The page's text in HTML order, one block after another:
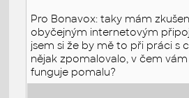
Pro Bonavox: taky mám
obyčejným internetovým
jsem si že by mě to při práci s
nějak zpomalovalo, v čem
funguje pomalu?